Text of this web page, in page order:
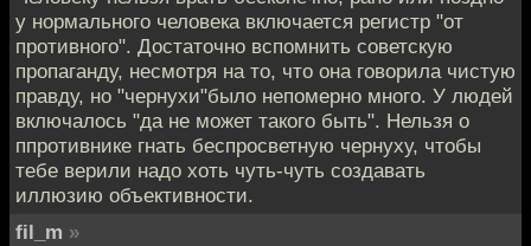
у нормального человека включается регистр "от
противного". Достаточно вспомнить советскую
пропаганду, несмотря на то, что она говорила чистую
правду, но "чернухи"было непомерно много. У людей
включалось "да не может такого быть". Нельзя о
ппротивнике гнать беспросветную чернуху, чтобы
тебе верили надо хоть чуть-чуть создавать
иллюзию объективности.
fil_m »